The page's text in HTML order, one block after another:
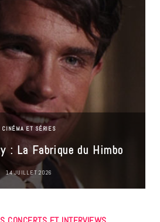
CINÉMA ET SÉRIES
: La Fabrique du Himbo
14 JUILLET 2026